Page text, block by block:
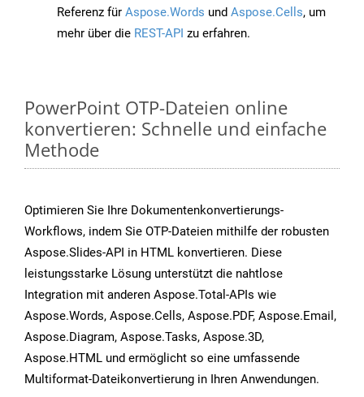
Referenz für Aspose.Words und Aspose.Cells, um
mehr über die REST-API zu erfahren.
PowerPoint OTP-Dateien online
konvertieren: Schnelle und einfache
Methode
Optimieren Sie Ihre Dokumentenkonvertierungs-
Workflows, indem Sie OTP-Dateien mithilfe der robusten
Aspose.Slides-API in HTML konvertieren. Diese
leistungsstarke Lösung unterstützt die nahtlose
Integration mit anderen Aspose.Total-APIs wie
Aspose.Words, Aspose.Cells, Aspose.PDF, Aspose.Email,
Aspose.Diagram, Aspose.Tasks, Aspose.3D,
Aspose.HTML und ermöglicht so eine umfassende
Multiformat-Dateikonvertierung in Ihren Anwendungen.